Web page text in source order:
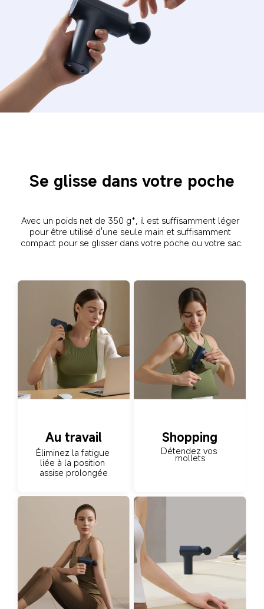
Se glisse dans votre poche
Avec un poids net de 350 g*, il est suffisamment léger
pour être utilisé d'une seule main et suffisamment
compact pour se glisser dans votre poche ou votre sac.
Au travail
Éliminez la fatigue
liée à la position
assise prolongée
Shopping
Détendez vos
mollets